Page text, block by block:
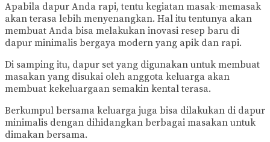
Apabila dapur Anda rapi, tentu kegiatan masak-memasak
akan terasa lebih menyenangkan. Hal itu tentunya akan
membuat Anda bisa melakukan inovasi resep baru di
dapur minimalis bergaya modern yang apik dan rapi.
Di samping itu, dapur set yang digunakan untuk membuat
masakan yang disukai oleh anggota keluarga akan
membuat kekeluargaan semakin kental terasa.
Berkumpul bersama keluarga juga bisa dilakukan di dapur
minimalis dengan dihidangkan berbagai masakan untuk
dimakan bersama.